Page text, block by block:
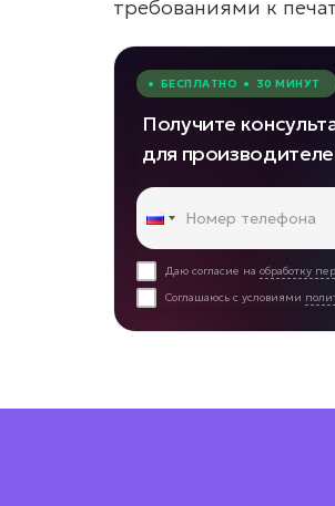
требованиями к
• БЕСПЛАТНО • 30 МИНУТ
Получите
для
Даю согласие на обработку
Соглашаюсь с условиями